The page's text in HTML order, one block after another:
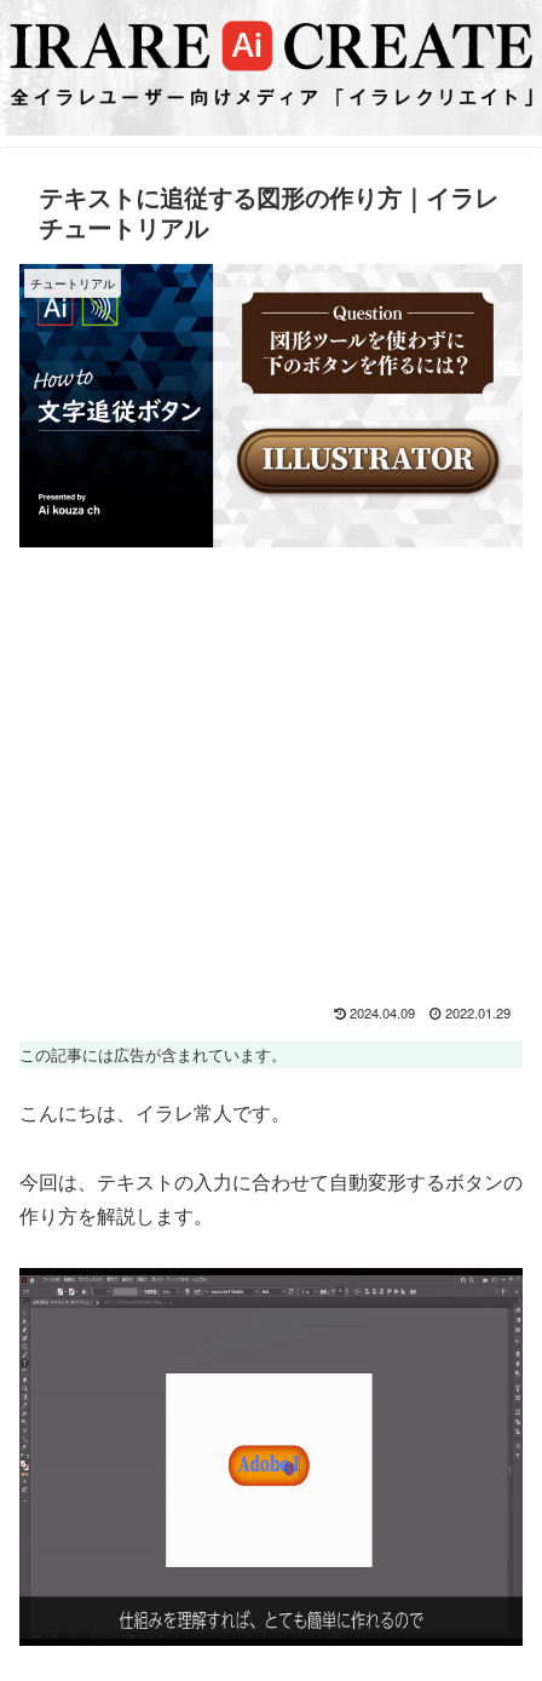
テキストに追従する図形の作り方｜イラレ
チュートリアル
チュートリアル
2024.04.09 2022.01.29
この記事には広告が含まれています。
こんにちは、イラレ常人です。
今回は、テキストの入力に合わせて自動変形するボタンの
作り方を解説します。